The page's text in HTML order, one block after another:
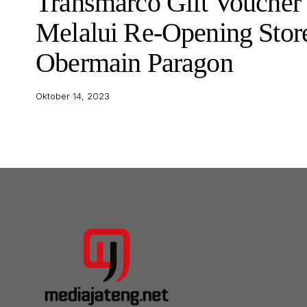
Melalui Re-Opening
Obermain Paragon
Oktober 14, 2023